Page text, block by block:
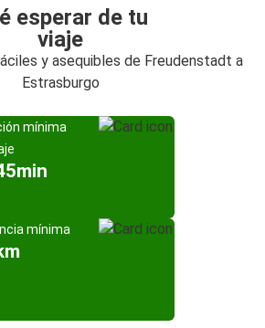
esperar de tu
viaje
y asequibles de Freudenstadt a
Estrasburgo
mínima
mínima